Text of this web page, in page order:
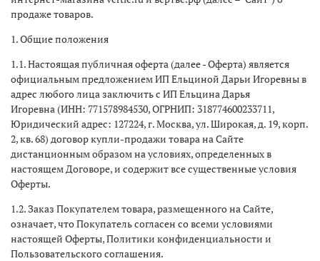
продаже товаров.
1. Общие положения
1.1. Настоящая публичная оферта (далее - Оферта) является
официальным предложением ИП Ельциной Дарьи Игоревны в
адрес любого лица заключить с ИП Ельцина Дарья
Игоревна (ИНН: 771578984530, ОГРНИП: 318774600233711,
Юридический адрес: 127224, г. Москва, ул. Широкая, д. 19, корп.
2, кв. 68) договор купли-продажи товара на Сайте
дистанционным образом на условиях, определенных в
настоящем Договоре, и содержит все существенные условия
Оферты.
1.2. Заказ Покупателем товара, размещенного на Сайте,
означает, что Покупатель согласен со всеми условиями
настоящей Оферты, Политики конфиденциальности и
Пользовательского соглашения.